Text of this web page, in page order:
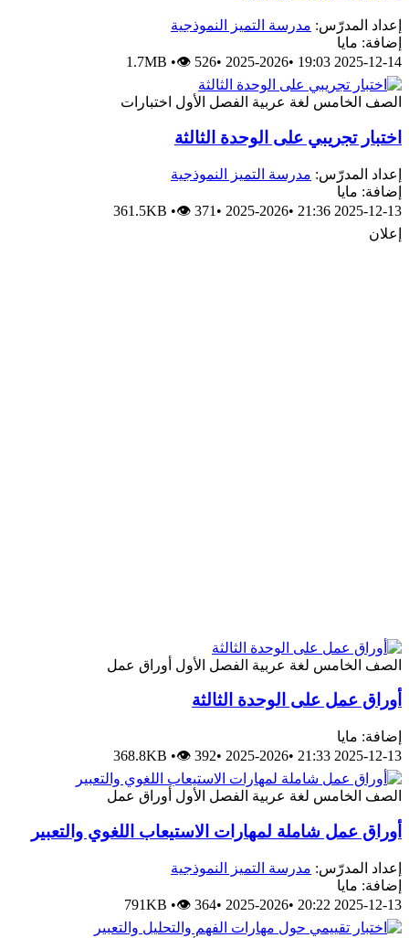
إعداد المدرّس: مدرسة التميز النموذجية
إضافة: مايا
2025-12-14 19:03
•
2025-2026
•
1.7MB •👁 526
الصف الخامس لغة عربية الفصل الأول اختبارات
اختبار تجريبي على الوحدة الثالثة
إعداد المدرّس: مدرسة التميز النموذجية
إضافة: مايا
2025-12-13 21:36
•
2025-2026
•
361.5KB •👁 371
إعلان
الصف الخامس لغة عربية الفصل الأول أوراق عمل
أوراق عمل على الوحدة الثالثة
إضافة: مايا
2025-12-13 21:33
•
2025-2026
•
368.8KB •👁 392
الصف الخامس لغة عربية الفصل الأول أوراق عمل
أوراق عمل شاملة لمهارات الاستيعاب اللغوي والتعبير
إعداد المدرّس: مدرسة التميز النموذجية
إضافة: مايا
2025-12-13 20:22
•
2025-2026
•
791KB •👁 364